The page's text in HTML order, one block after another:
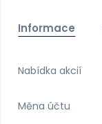
Informace
Nabídka akcií
Měna účtu